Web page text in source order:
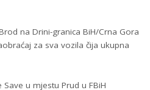
na Drini-granica BiH/Crna Gora
za sva vozila čija ukupna
u mjestu Prud u FBiH